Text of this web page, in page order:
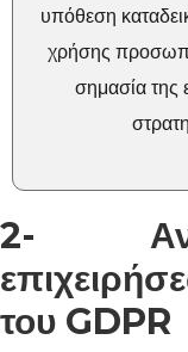
υπόθεση
χρήσης
σημασία της
2-
του GDPR